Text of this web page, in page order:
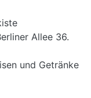
Allee 36.
und Getränke